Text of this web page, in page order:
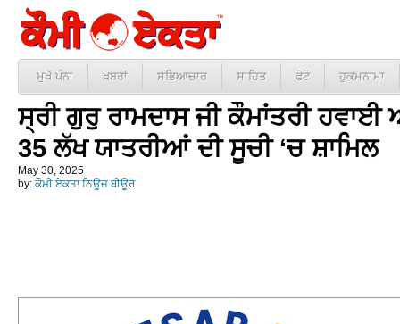
ਮੁਖੱ ਪੰਨਾ ਖ਼ਬਰਾਂ ਸਭਿਆਚਾਰ ਸਾਹਿਤ ਫੋਟੋ ਹੁਕਮਨਾਮਾ
ਸ੍ਰੀ ਗੁਰੁ ਰਾਮਦਾਸ ਜੀ ਕੌਮਾਂਤਰੀ ਹਵਾਈ
35 ਲੱਖ ਯਾਤਰੀਆਂ ਦੀ ਸੂਚੀ ‘ਚ ਸ਼ਾਮਿਲ
May 30, 2025
by: ਕੌਮੀ ਏਕਤਾ ਨਿਊਜ਼ ਬੀਊਰੋ